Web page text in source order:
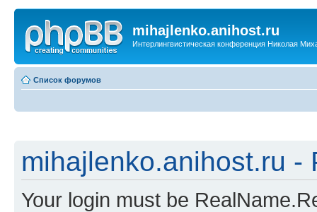
mihajlenko.anihost.ru
Интерлингвистическая конференция Николая
Список форумов
mihajlenko.anihost.ru -
Your login must be